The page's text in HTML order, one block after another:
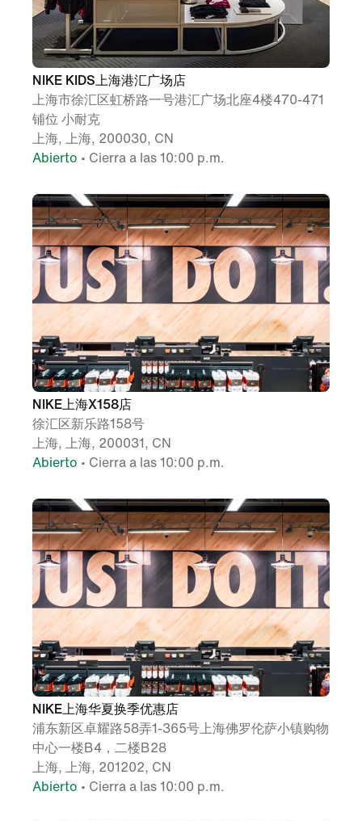
NIKE KIDS上海港汇广场店
上海市徐汇区虹桥路一号港汇广场北座4楼470-471
铺位 小耐克
上海, 上海, 200030, CN
Abierto • Cierra a las 10:00 p.m.
NIKE上海X158店
徐汇区新乐路158号
上海, 上海, 200031, CN
Abierto • Cierra a las 10:00 p.m.
NIKE上海华夏换季优惠店
浦东新区卓耀路58弄1-365号上海佛罗伦萨小镇购物
中心一楼B4，二楼B28
上海, 上海, 201202, CN
Abierto • Cierra a las 10:00 p.m.